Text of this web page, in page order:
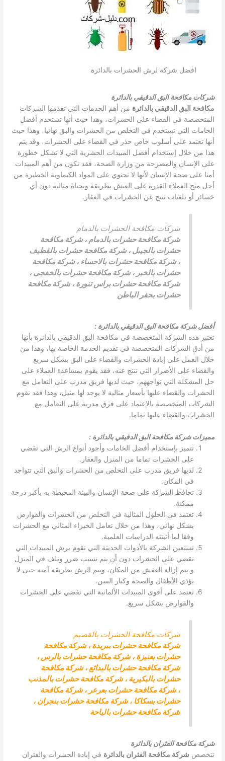
افضل شركة لرش الحشرات بالدائرة
شركات مكافحة البق الدقيقي بالدائرة
مكافحة البق الدقيقي بالدائرة من أهم الخدمات التي تقدمها الشركات
المتخصصة في القضاء على الحشرات، وهذا حيث أنها تستخدم أفضل
الخامات التي تستخدم في التخلص من الحشرات والبق نهائيا، وهذا حيث
أنها تعتمد على أسلوب خاص حذر في القضاء على الحشرات، وقد يتم
هذا من خلال إستخدام أفضل المبيدات الحشرية التي لا تشكل خطورة
على الإنسان والمصرحة من وزارة الصحة، فقد تكون من أهم المبيدات
أمنا على صحة الإنسان لأنها لا تحتوي على المواد الكيماوية الخطيرة من
أجل منح العملاء القدرة على العيش بطريقة وبحياة مثالية دون أي
خسائر أو تلفيات تنتج عن الحشرات في العقار.
شركات مكافحة الحشرات بالدمام
شركة مكافحة حشرات بالدمام ،شركة مكافحة
حشرات بالجيبل ،شركة مكافحة حشرات بالقطيف
،شركة مكافحة حشرات بالاحساء ،شركة مكافحة
حشرات بالخبر ،شركة مكافحة حشرات بالخفجى ،
شركة مكافحة حشرات براس تنورة ،شركة مكافحة
حشرات بحفر الباطن
أفضل شركة مكافحة البق الدقيقي بالدائرة :
تعتبر هذه الشركة المتخصصة في مكافحة البق الدقيقي بالدائرة بأنها
من أدق الشركات المتخصصة في تقديم الخدمة الخاصة بها، وهذا من
خلال العمل على إبادة الحشرات والقضاء على البق بشكل سريع
والقضاء على الأضرار التي تنتج عنه، فقد يقوم بمساعدة العملاء على
حل المشكلة التي تواجههم، حيث لديها فريق مدرب على التعامل مع
الحشرات والقضاء عليها بأسعار مثالية لا يوجد لها مثيل، وهذا فقد تقوم
الشركات المتخصصة بالإعتماد على فرق مدربة على التعامل مع
الحشرات والقضاء عليها تماما.
مميزات شركة مكافحة البق الدقيقي بالدائرة :
تتميز بإستخدام أفضل الخامات وأجود أنواع الرش التي تقضي
على الحشرات تماما من المنزل والعقار.
لديها فريق مدرب على التخلص من الحشرات والبق التي تتواجد
في المكان.
تحافظ الشركة على صحة الإنسان والبيئة المحيطة به بأكبر درجة
ممكنة.
تعتمد في الحلول المثالية في التخلص من الحشرات والقوارض
بشكل نهائي، وهذا من خلال تعامل الخبراء المثالي مع الحشرات
وفقا لما أثبتته الدراسات العلمية.
تستعين الشركة بالأدوات الحديثة التي تقوم برش المبيدات التي
تقضي على الحشرات دون أن يتم تسبب ضرر وتلف في المنزل
و يتم إزالة العفش من المكان، ويتم الرش بطريقة آمنة حتى لا
يؤذي الأطفال والصحة وكبار السن.
تعتمد على أقوى المبيدات الألمانية التي تقضي على الحشرات
والقوارض بشكل سريع.
شركات مكافحة الحشرات بالقصيم
شركة مكافحة حشرات ببريدة،شركة مكافحة
حشرات بعنيزة،شركة مكافحة حشرات بالرس،
شركة مكافحة حشرات بالبدائع،شركة مكافحة
حشرات بالبكيرية،شركة مكافحة حشرات بالمذنب
،شركة مكافحة حشرات بعرعر ،شركة مكافحة
حشرات بسكاكا ،شركة مكافحة حشرات بنجران،
شركة مكافحة حشرات بالباحة
شركة مكافحة الفئران بالدائرة
تتخصص شركة مكافحة الفئران بالدائرة في إبادة الحشرات والفئران